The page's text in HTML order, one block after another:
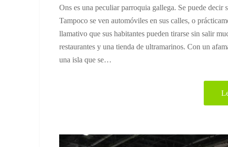
Ons es una peculiar parroquia gallega. Se puede decir
Tampoco se ven automóviles en sus calles, o
llamativo que sus habitantes pueden tirarse sin salir
restaurantes y una tienda de ultramarinos. Con un
una isla que se…